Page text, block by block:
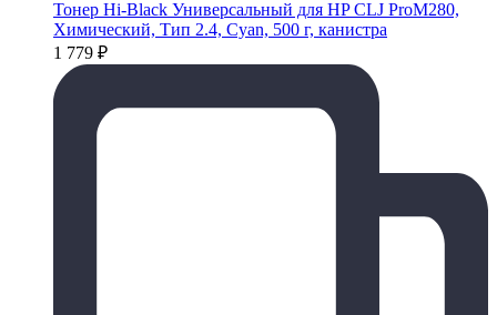
Тонер Hi-Black Универсальный для HP CLJ ProM280,
Химический, Тип 2.4, Cyan, 500 г, канистра
1 779 ₽